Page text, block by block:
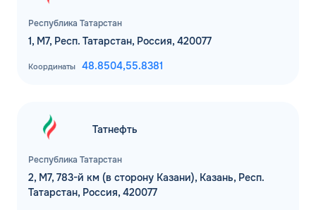
Республика Татарстан
1, М7, Респ. Татарстан, Россия, 420077
Координаты 48.8504,55.8381
Республика Татарстан
Татнефть
2, М7, 783-й км (в сторону Казани), Казань, Респ.
Татарстан, Россия, 420077